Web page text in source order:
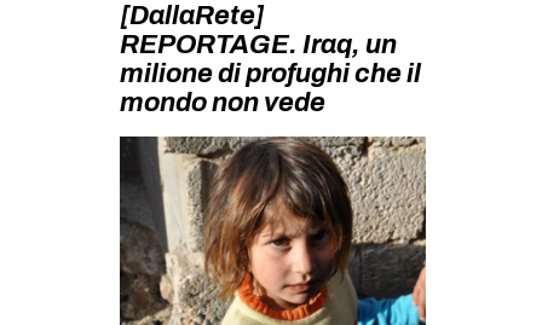
STUDENTI TSUNAMI
ZAM
MOBILITAZIONI
SPAZI
SPORT POPOLARE
MOVIMENTI
[DallaRete]
REPORTAGE. Iraq, un
milione di profughi che il
mondo non vede